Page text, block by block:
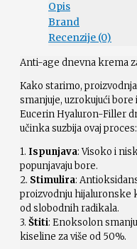
Opis
Brand
Recenzije (0)
Anti-age dnevna krema
Kako starimo,
smanjuje, uzrokujući bore
Eucerin Hyaluron-Filler
učinka suzbija ovaj proces:
1. Ispunjava: Visoko i
popunjavaju bore.
2. Stimulira:
proizvodnju hijaluronske
od slobodnih radikala.
3. Štiti: Enoksolon
kiseline za više od 50%.